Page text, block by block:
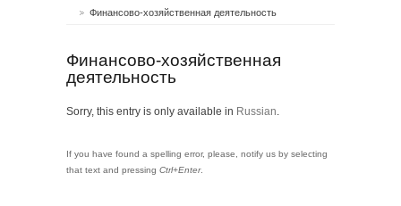
Финансово-хозяйственная деятельность
Финансово-хозяйственная
деятельность
Sorry, this entry is only available in Russian.
If you have found a spelling error, please, notify us by selecting
that text and pressing Ctrl+Enter.